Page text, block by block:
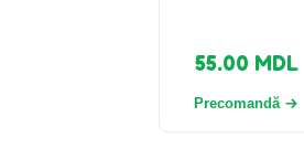
55.00 MDL
Precomandă